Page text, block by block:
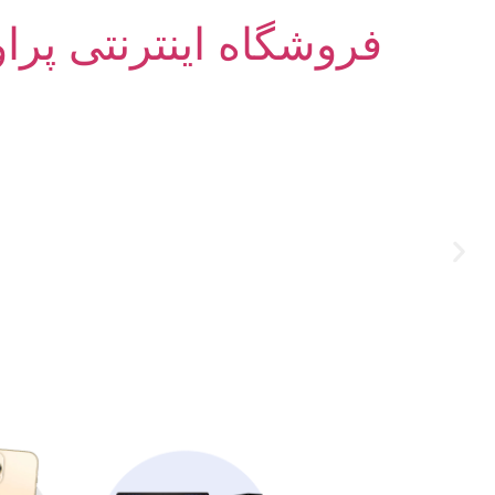
فروشگاه اینترنتی